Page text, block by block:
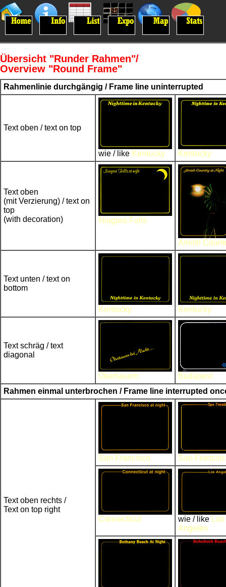
Übersicht "Runder Rahmen"/
Overview "Round Frame"
Rahmenlinie durchgängig / Frame line uninterrupted
Text oben / text on top
wie / like Kentucky Kentucky
Text oben
(mit Verzierung) / text on
top
(with decoration)
Niagara Falls
Amish
Text unten / text on
bottom
Kentucky Kentucky
Text schräg / text
diagonal
Obertauern
Budapest
Rahmen einmal unterbrochen / Frame line interrupted
Text oben rechts /
Text on top right
San Francisco San
Connecticut wie / like
Los
Angeles